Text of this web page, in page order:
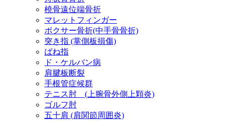
橈骨遠位端骨折
マレットフィンガー
ボクサー骨折(中手骨骨折)
突き指 (掌側板損傷)
ばね指
ド・ケルバン病
肩腱板断裂
手根管症候群
テニス肘 (上腕骨外側上顆炎)
ゴルフ肘
五十肩 (肩関節周囲炎)